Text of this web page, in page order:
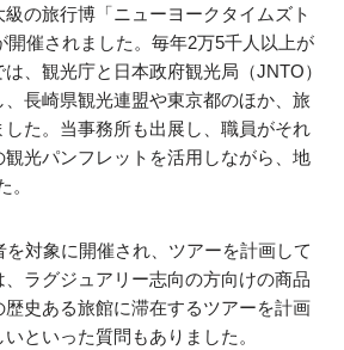
の旅行博「ニューヨークタイムズト
開催されました。毎年2万5千人以上が
、観光庁と日本政府観光局（JNTO）
長崎県観光連盟や東京都のほか、旅
た。当事務所も出展し、職員がそれ
光パンフレットを活用しながら、地
。
を対象に開催され、ツアーを計画して
ラグジュアリー志向の方向けの商品
歴史ある旅館に滞在するツアーを計画
といった質問もありました。